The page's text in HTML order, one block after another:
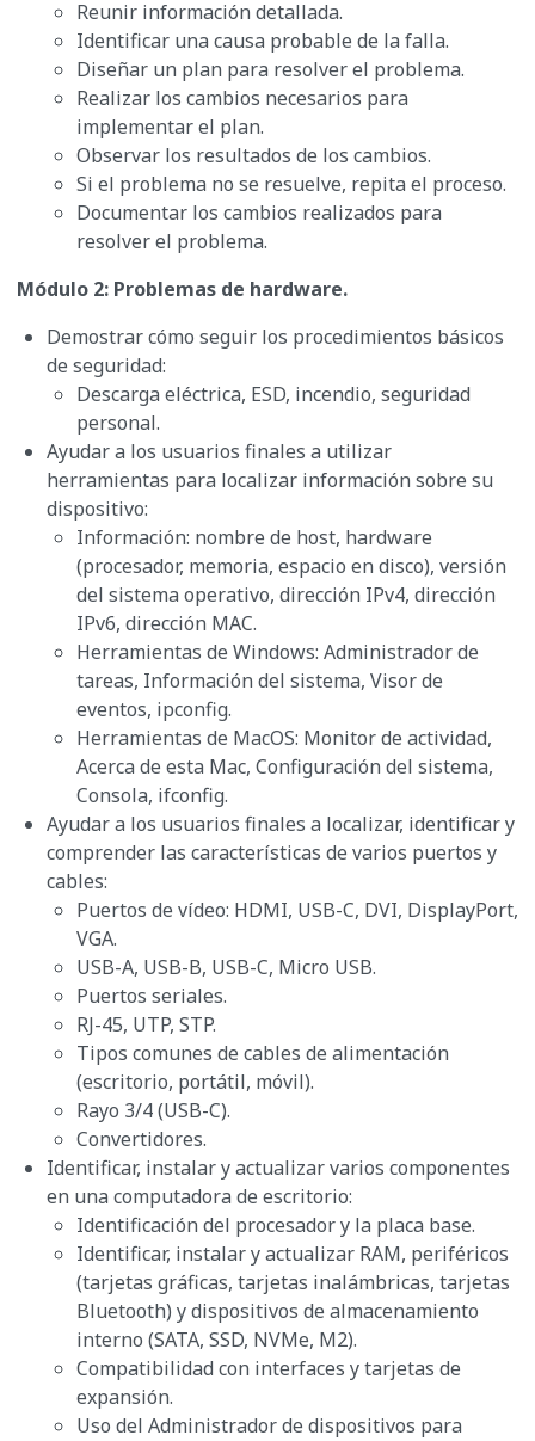
Reunir información detallada.
Identificar una causa probable de la falla.
Diseñar un plan para resolver el problema.
Realizar los cambios necesarios para
implementar el plan.
Observar los resultados de los cambios.
Si el problema no se resuelve, repita el proceso.
Documentar los cambios realizados para
resolver el problema.
Módulo 2: Problemas de hardware.
Demostrar cómo seguir los procedimientos básicos
de seguridad:
Descarga eléctrica, ESD, incendio, seguridad
personal.
Ayudar a los usuarios finales a utilizar
herramientas para localizar información sobre su
dispositivo:
Información: nombre de host, hardware
(procesador, memoria, espacio en disco), versión
del sistema operativo, dirección IPv4, dirección
IPv6, dirección MAC.
Herramientas de Windows: Administrador de
tareas, Información del sistema, Visor de
eventos, ipconfig.
Herramientas de MacOS: Monitor de actividad,
Acerca de esta Mac, Configuración del sistema,
Consola, ifconfig.
Ayudar a los usuarios finales a localizar, identificar y
comprender las características de varios puertos y
cables:
Puertos de vídeo: HDMI, USB-C, DVI, DisplayPort,
VGA.
USB-A, USB-B, USB-C, Micro USB.
Puertos seriales.
RJ-45, UTP, STP.
Tipos comunes de cables de alimentación
(escritorio, portátil, móvil).
Rayo 3/4 (USB-C).
Convertidores.
Identificar, instalar y actualizar varios componentes
en una computadora de escritorio:
Identificación del procesador y la placa base.
Identificar, instalar y actualizar RAM, periféricos
(tarjetas gráficas, tarjetas inalámbricas, tarjetas
Bluetooth) y dispositivos de almacenamiento
interno (SATA, SSD, NVMe, M2).
Compatibilidad con interfaces y tarjetas de
expansión.
Uso del Administrador de dispositivos para